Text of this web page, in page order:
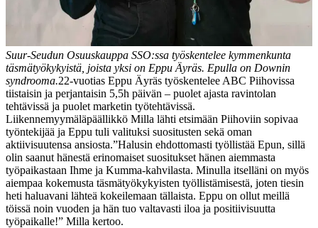
Suur-Seudun Osuuskauppa SSO:ssa työskentelee kymmenkunta
täsmätyökykyistä, joista yksi on Eppu Äyräs. Epulla on Downin
syndrooma.22-vuotias Eppu Äyräs työskentelee ABC Piihovissa
tiistaisin ja perjantaisin 5,5h päivän – puolet ajasta ravintolan
tehtävissä ja puolet marketin työtehtävissä.
Liikennemyymäläpäällikkö Milla lähti etsimään Piihoviin sopivaa
työntekijää ja Eppu tuli valituksi suositusten sekä oman
aktiivisuutensa ansiosta.”Halusin ehdottomasti työllistää Epun, sillä
olin saanut hänestä erinomaiset suositukset hänen aiemmasta
työpaikastaan Ihme ja Kumma-kahvilasta. Minulla itselläni on myös
aiempaa kokemusta täsmätyökykyisten työllistämisestä, joten tiesin
heti haluavani lähteä kokeilemaan tällaista. Eppu on ollut meillä
töissä noin vuoden ja hän tuo valtavasti iloa ja positiivisuutta
työpaikalle!” Milla kertoo.